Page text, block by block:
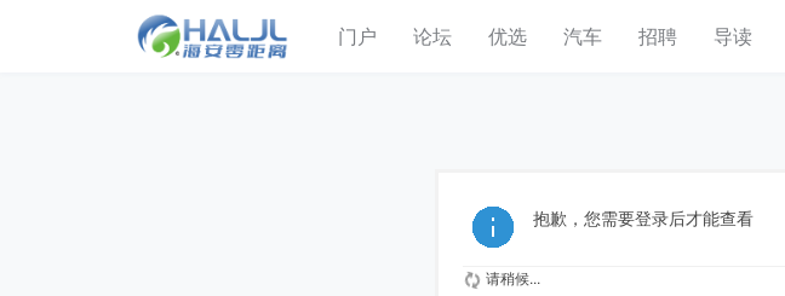
门户 论坛 优选 汽车 招聘 导读
抱歉，您需要登录后才能查看
请稍候...